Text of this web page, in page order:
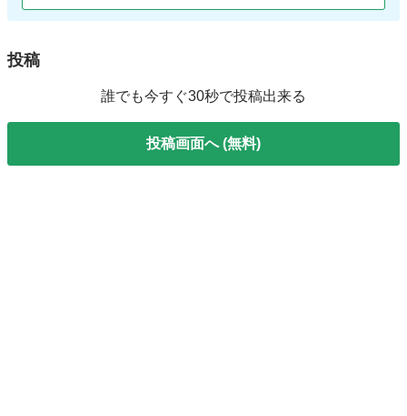
投稿
誰でも今すぐ30秒で投稿出来る
投稿画面へ (無料)